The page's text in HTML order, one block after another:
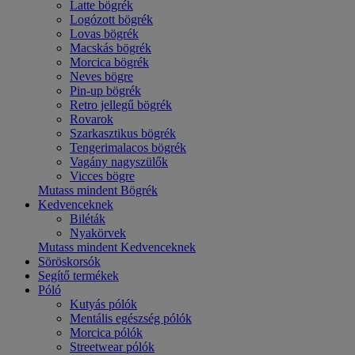
Latte bögrék
Logózott bögrék
Lovas bögrék
Macskás bögrék
Morcica bögrék
Neves bögre
Pin-up bögrék
Retro jellegű bögrék
Rovarok
Szarkasztikus bögrék
Tengerimalacos bögrék
Vagány nagyszülők
Vicces bögre
Mutass mindent Bögrék
Kedvenceknek
Biléták
Nyakörvek
Mutass mindent Kedvenceknek
Söröskorsók
Segítő termékek
Póló
Kutyás pólók
Mentális egészség pólók
Morcica pólók
Streetwear pólók